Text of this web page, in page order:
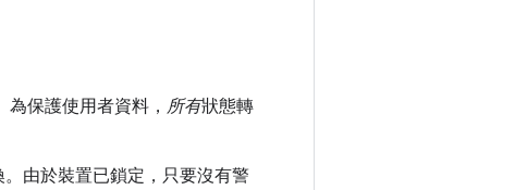
為保護使用者資料， 所有狀態轉
。由於裝置已鎖定，只要沒有警